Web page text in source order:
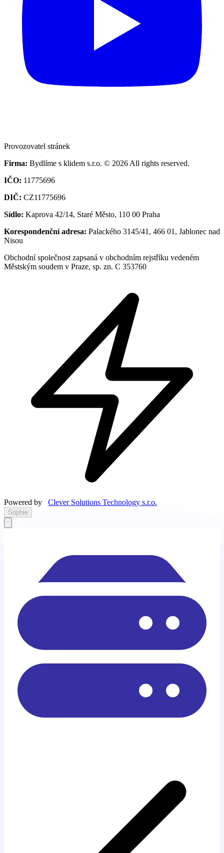
Provozovatel stránek
Firma: Bydlíme s klidem s.r.o. © 2026 All rights reserved.
IČO: 11775696
DIČ: CZ11775696
Sídlo: Kaprova 42/14, Staré Město, 110 00 Praha
Korespondenční adresa: Palackého 3145/41, 466 01, Jablonec nad
Nisou
Obchodní společnost zapsaná v obchodním rejstříku vedeném
Městským soudem v Praze, sp. zn. C 353760
Powered by Clever Solutions Technology s.r.o.
Sophie